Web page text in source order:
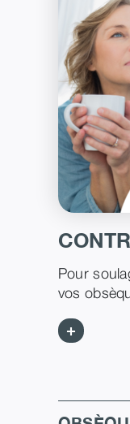
Pour
vos
+